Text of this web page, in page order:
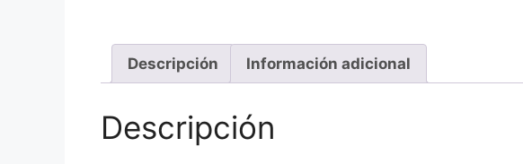
Descripción Información adicional
Descripción